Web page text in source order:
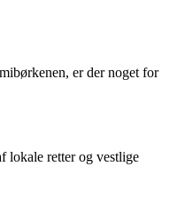
er der noget for
lokale retter og vestlige